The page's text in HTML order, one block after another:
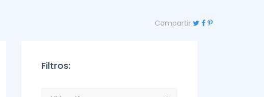
Compartir
Filtros: